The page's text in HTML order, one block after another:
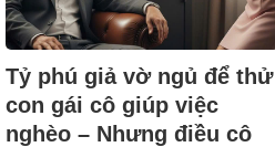
Tỷ phú giả vờ ngủ để thử
con gái cô giúp việc
nghèo – Nhưng điều cô